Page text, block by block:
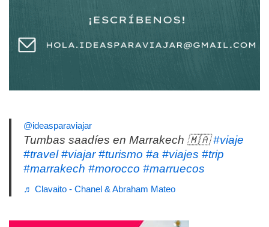
@ideasparaviajar
Tumbas saadíes en Marrakech 🇲🇦#viaje
#travel #viajar #turismo #a #viajes #trip
#marrakech #morocco #marruecos
♬ Clavaito - Chanel & Abraham Mateo